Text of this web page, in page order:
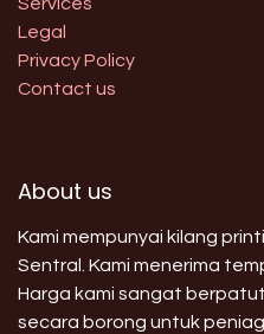
Services
Legal
Privacy Policy
Contact us
About us
Kami mempunyai kilang
Sentral. Kami menerima
Harga kami sangat
secara borong untuk